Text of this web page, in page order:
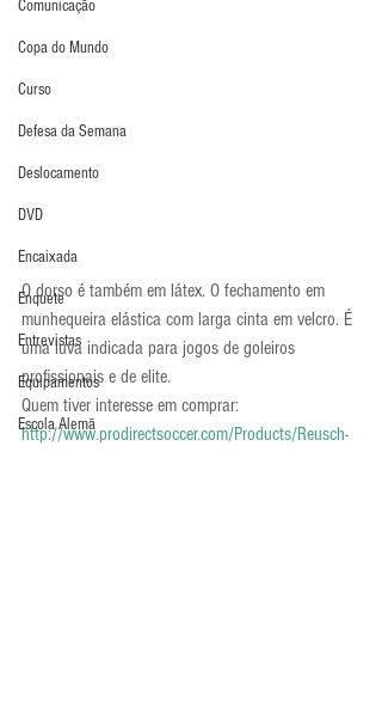
Comunicação
Copa do Mundo
Curso
Defesa da Semana
Deslocamento
DVD
Encaixada
Enquete
Entrevistas
Equipamentos
Escola Alemã
O dorso é também em látex. O fechamento em
munhequeira elástica com larga cinta em velcro. É
uma luva indicada para jogos de goleiros
profissionais e de elite.
Quem tiver interesse em comprar:
http://www.prodirectsoccer.com/Products/Reusch-